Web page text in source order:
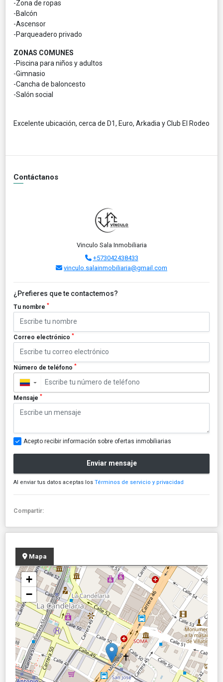
-Zona de ropas
-Balcón
-Ascensor
-Parqueadero privado
ZONAS COMUNES
-Piscina para niños y adultos
-Gimnasio
-Cancha de baloncesto
-Salón social
Excelente ubicación, cerca de D1, Euro, Arkadia y Club El Rodeo
Contáctanos
Vinculo Sala Inmobiliaria
+573042438433
vinculo.salainmobiliaria@gmail.com
¿Prefieres que te contactemos?
Tu nombre *
Correo electrónico *
Número de teléfono *
▼
Mensaje *
Acepto recibir información sobre ofertas inmobiliarias
Enviar mensaje
Al enviar tus datos aceptas los Términos de servicio y privacidad
Compartir:
Mapa
+
−